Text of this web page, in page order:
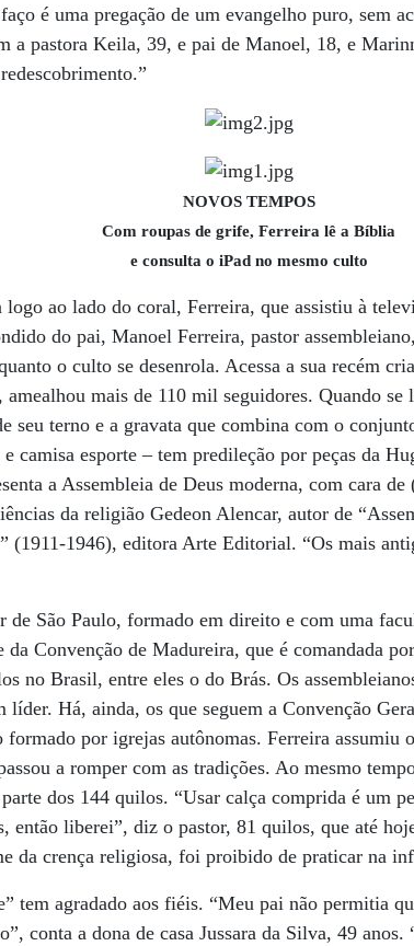
é uma pregação de um evangelho puro, sem
a pastora Keila, 39, e pai de Manoel, 18, e
NOVOS TEMPOS
Com roupas de grife, Ferreira lê a Bíblia
e consulta o iPad no mesmo culto
logo ao lado do coral, Ferreira, que assistiu à
do pai, Manoel Ferreira, pastor
o culto se desenrola. Acessa a sua recém
amealhou mais de 110 mil seguidores. Quando
seu terno e a gravata que combina com o
camisa esporte – tem predileção por peças da
a Assembleia de Deus moderna, com cara
da religião Gedeon Alencar, autor de
(1911-1946), editora Arte Editorial. “Os mais
de São Paulo, formado em direito e com uma
Convenção de Madureira, que é comandada
no Brasil, entre eles o do Brás. Os
Há, ainda, os que seguem a Convenção
formado por igrejas autônomas. Ferreira assumiu
a romper com as tradições. Ao mesmo
dos 144 quilos. “Usar calça comprida é um
então liberei”, diz o pastor, 81 quilos, que até
da crença religiosa, foi proibido de praticar na
tem agradado aos fiéis. “Meu pai não permitia
conta a dona de casa Jussara da Silva, 49